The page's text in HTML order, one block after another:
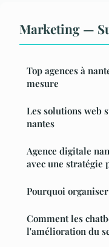
Marketing —
Top agences à
mesure
Les solutions web
nantes
Agence digitale
avec une stratégie
Pourquoi
Comment les
l'amélioration du